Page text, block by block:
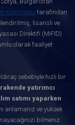
Komisyonu tarafından
lisanslı ve
Direktifi (MiFID)
olarak faaliyet
sebebiyle hızlı bir
yatırımcı
satımı yaparken
anlamanız ve yüksek
bilmeniz